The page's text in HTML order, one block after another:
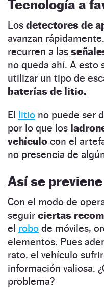
Tecnología a
Los detectores de
avanzan
recurren a las
no queda ahí. A esto
utilizar un tipo de
baterías de litio.
El litio no puede ser
por lo que los
vehículo con el
no presencia de
Así se
Con el modo de
seguir ciertas
el robo de móviles,
elementos. Pues
rato, el vehículo
información valiosa.
problema?